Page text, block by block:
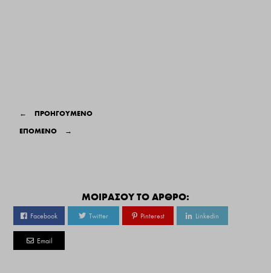
←
ΠΡΟΗΓΟΥΜΕΝΟ
ΕΠΟΜΕΝΟ
→
ΜΟΙΡΑΣΟΥ ΤΟ ΑΡΘΡΟ:
Facebook Twitter Pinterest Linkedin
Email